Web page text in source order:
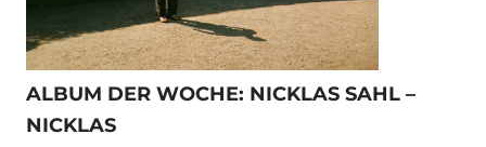
ALBUM DER WOCHE: NICKLAS SAHL –
NICKLAS